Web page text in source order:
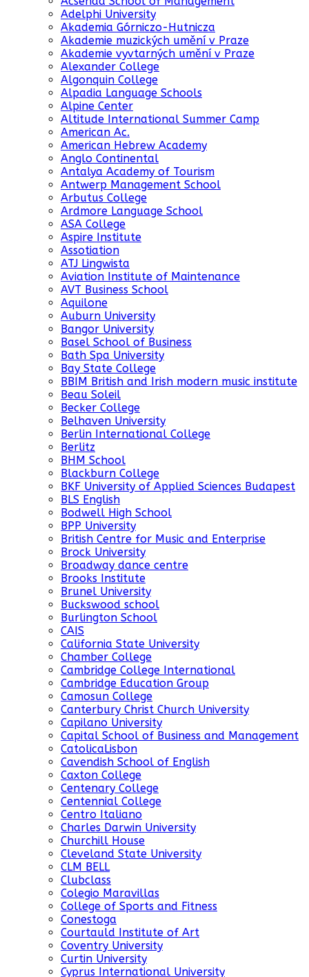
Adelphi University
Akademia Górniczo-Hutnicza
Akademie muzických umění v Praze
Akademie vyvtarných umění v Praze
Alexander College
Algonquin College
Alpadia Language Schools
Alpine Center
Altitude International Summer Camp
American Ac.
American Hebrew Academy
Anglo Continental
Antalya Academy of Tourism
Antwerp Management School
Arbutus College
Ardmore Language School
ASA College
Aspire Institute
Assotiation
ATJ Lingwista
Aviation Institute of Maintenance
AVT Business School
Aquilone
Auburn University
Bangor University
Basel School of Business
Bath Spa University
Bay State College
BBIM British and Irish modern music institute
Beau Soleil
Becker College
Belhaven University
Berlin International College
Berlitz
BHM School
Blackburn College
BKF University of Applied Sciences Budapest
BLS English
Bodwell High School
BPP University
British Centre for Music and Enterprise
Brock University
Broadway dance centre
Brooks Institute
Brunel University
Buckswood school
Burlington School
CAIS
California State University
Chamber College
Cambridge College International
Cambridge Education Group
Camosun College
Canterbury Christ Church University
Capilano University
Capital School of Business and Management
CatolicaLisbon
Cavendish School of English
Caxton College
Centenary College
Centennial College
Centro Italiano
Charles Darwin University
Churchill House
Cleveland State University
CLM BELL
Clubclass
Colegio Maravillas
College of Sports and Fitness
Conestoga
Courtauld Institute of Art
Coventry University
Curtin University
Cyprus International University